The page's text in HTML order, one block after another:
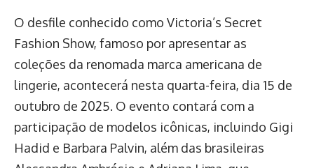
O desfile conhecido como Victoria’s Secret
Fashion Show, famoso por apresentar as
coleções da renomada marca americana de
lingerie, acontecerá nesta quarta-feira, dia 15 de
outubro de 2025. O evento contará com a
participação de modelos icônicas, incluindo Gigi
Hadid e Barbara Palvin, além das brasileiras